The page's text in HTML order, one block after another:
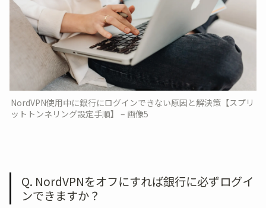
NordVPN使用中に銀行にログインできない原因と解決策【スプリ
ットトンネリング設定手順】 – 画像5
Q. NordVPNをオフにすれば銀行に必ずログイ
ンできますか？